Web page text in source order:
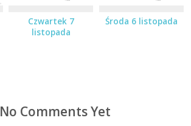
Czwartek 7
listopada
Środa 6 listopada
No Comments Yet